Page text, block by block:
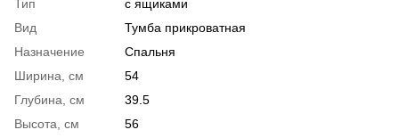
Тип
с ящиками
Вид
Тумба прикроватная
Назначение
Спальня
Ширина, см
54
Глубина, см
39.5
Высота, см
56